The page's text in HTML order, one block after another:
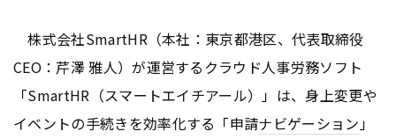
株式会社SmartHR（本社：東京都港区、代表取締役
CEO：芹澤 雅人）が運営するクラウド人事労務ソフト
「SmartHR（スマートエイチアール）」は、身上変更や
イベントの手続きを効率化する「申請ナビゲーション 」